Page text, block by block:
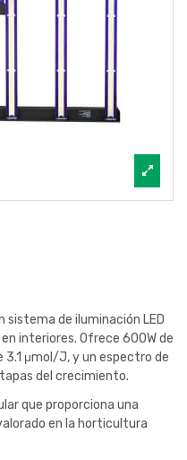
sistema de iluminación LED
interiores. Ofrece 600W de
μmol/J, y un espectro de
del crecimiento.
que proporciona una
en la horticultura